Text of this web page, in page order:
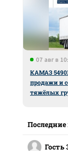
07 авг в
КАМАЗ
продажи и
тяжёлых
Гость